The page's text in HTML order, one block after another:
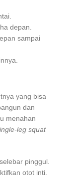
depan.
sampai
yang bisa
dan
menahan
leg squat
pinggul.
otot inti.